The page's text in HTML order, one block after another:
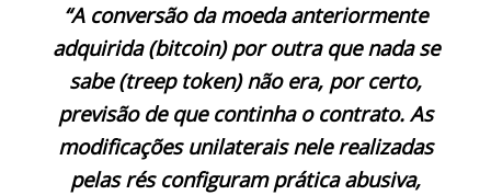
“A conversão da moeda anteriormente
adquirida (bitcoin) por outra que nada se
sabe (treep token) não era, por certo,
previsão de que continha o contrato. As
modificações unilaterais nele realizadas
pelas rés configuram prática abusiva,